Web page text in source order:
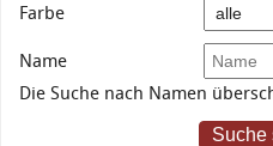
Farbe
Name
Die Suche nach Namen
Suche